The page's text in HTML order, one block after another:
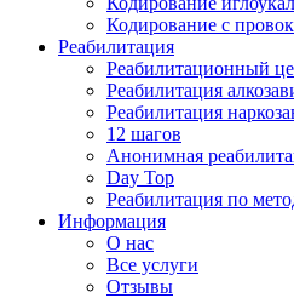
Кодирование с
Реабилитация
Реабилитационный
Реабилитация
Реабилитация
12 шагов
Анонимная
Day Top
Реабилитация по
Информация
О нас
Все услуги
Отзывы